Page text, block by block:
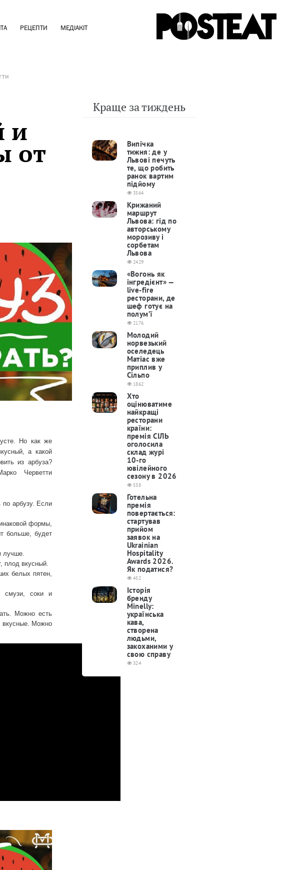
РЕЦЕПТИ МЕДІАКІТ
и
от
Но как же
а какой
из арбуза?
Черветти
по арбузу. Если
формы,
больше, будет
лучше.
плод вкусный.
белых пятен,
смузи, соки и
Можно есть
вкусные. Можно
Краще за тиждень
Випічка
тижня: де у
Львові печуть
те, що робить
ранок вартим
підйому
3564
Крижаний
маршрут
Львова: гід по
авторському
морозиву і
сорбетам
Львова
2429
«Вогонь як
інгредієнт» —
live-fire
ресторани, де
шеф готує на
полум’ї
2176
Молодий
норвезький
оселедець
Матіас вже
приплив у
Сільпо
1862
Хто
оцінюватиме
найкращі
ресторани
країни:
премія СІЛЬ
оголосила
склад журі
10-го
ювілейного
сезону в 2026
538
Готельна
премія
повертається:
cтартував
прийом
заявок на
Ukrainian
Hospitality
Awards 2026.
Як податися?
452
Історія
бренду
Minelly:
українська
кава,
створена
людьми,
закоханими у
свою справу
324